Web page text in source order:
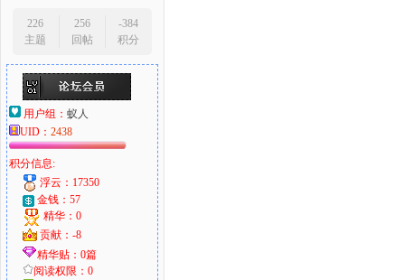
226
主题
256
回帖
-384
积分
用户组： 蚁人
UID： 2438
积分信息:
浮云：17350
金钱：57
精华：0
贡献：-8
精华贴：0篇
阅读权限：0